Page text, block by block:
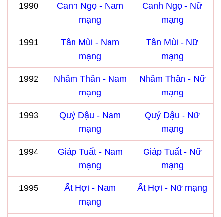
1990
Canh Ngọ - Nam
mạng
Canh Ngọ - Nữ
mạng
1991
Tân Mùi - Nam
mạng
Tân Mùi - Nữ
mạng
1992
Nhâm Thân - Nam
mạng
Nhâm Thân - Nữ
mạng
1993
Quý Dậu - Nam
mạng
Quý Dậu - Nữ
mạng
1994
Giáp Tuất - Nam
mạng
Giáp Tuất - Nữ
mạng
1995
Ất Hợi - Nam
mạng
Ất Hợi - Nữ mạng